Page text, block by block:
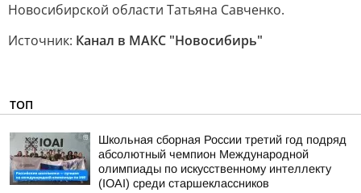
Новосибирской области Татьяна Савченко.
Источник: Канал в МАКС "Новосибирь"
ТОП
Школьная сборная России третий год подряд
абсолютный чемпион Международной
олимпиады по искусственному интеллекту
(IOAI) среди старшеклассников